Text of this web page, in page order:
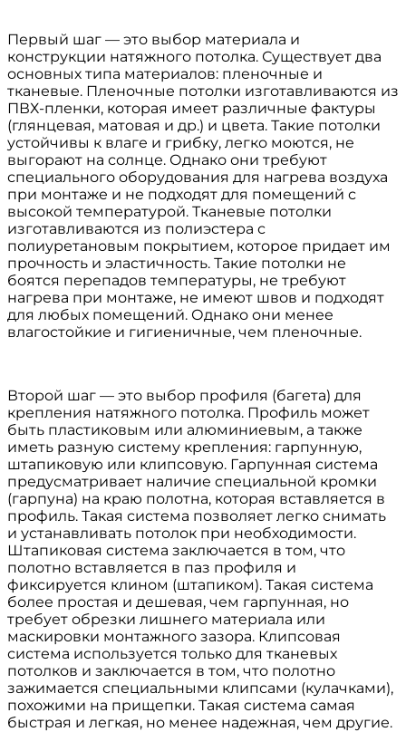
Первый шаг — это выбор материала и
конструкции натяжного потолка. Существует два
основных типа материалов: пленочные и
тканевые. Пленочные потолки изготавливаются из
ПВХ-пленки, которая имеет различные фактуры
(глянцевая, матовая и др.) и цвета. Такие потолки
устойчивы к влаге и грибку, легко моются, не
выгорают на солнце. Однако они требуют
специального оборудования для нагрева воздуха
при монтаже и не подходят для помещений с
высокой температурой. Тканевые потолки
изготавливаются из полиэстера с
полиуретановым покрытием, которое придает им
прочность и эластичность. Такие потолки не
боятся перепадов температуры, не требуют
нагрева при монтаже, не имеют швов и подходят
для любых помещений. Однако они менее
влагостойкие и гигиеничные, чем пленочные.
Второй шаг — это выбор профиля (багета) для
крепления натяжного потолка. Профиль может
быть пластиковым или алюминиевым, а также
иметь разную систему крепления: гарпунную,
штапиковую или клипсовую. Гарпунная система
предусматривает наличие специальной кромки
(гарпуна) на краю полотна, которая вставляется в
профиль. Такая система позволяет легко снимать
и устанавливать потолок при необходимости.
Штапиковая система заключается в том, что
полотно вставляется в паз профиля и
фиксируется клином (штапиком). Такая система
более простая и дешевая, чем гарпунная, но
требует обрезки лишнего материала или
маскировки монтажного зазора. Клипсовая
система используется только для тканевых
потолков и заключается в том, что полотно
зажимается специальными клипсами (кулачками),
похожими на прищепки. Такая система самая
быстрая и легкая, но менее надежная, чем другие.